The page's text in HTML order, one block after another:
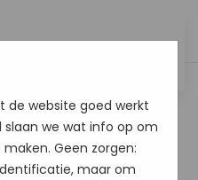
Carnauba 1 ltr
de website goed werkt
slaan we wat info op om
Geen zorgen:
maar om